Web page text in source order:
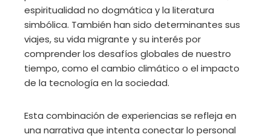
espiritualidad no dogmática y la literatura
simbólica. También han sido determinantes sus
viajes, su vida migrante y su interés por
comprender los desafíos globales de nuestro
tiempo, como el cambio climático o el impacto
de la tecnología en la sociedad.
Esta combinación de experiencias se refleja en
una narrativa que intenta conectar lo personal